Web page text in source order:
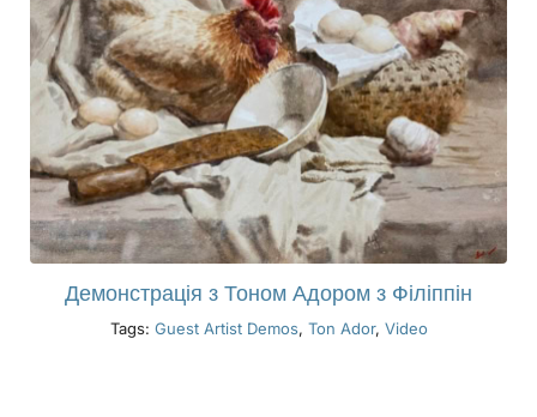
Демонстрація з Тоном Адором з Філіппін
Tags: Guest Artist Demos, Ton Ador, Video